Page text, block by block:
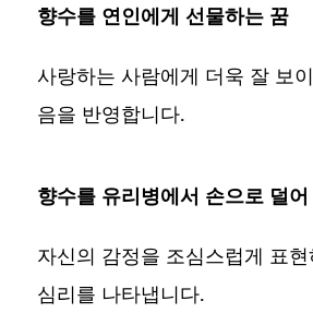
향수를 연인에게 선물하는 꿈
사랑하는 사람에게 더욱 잘 보
음을 반영합니다.
향수를 유리병에서 손으로 덜
자신의 감정을 조심스럽게 표
심리를 나타냅니다.